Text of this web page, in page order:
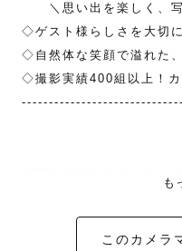
＼思い出を楽しく、写
◇ゲスト様らしさを大切
◇自然体な笑顔で溢れた
◇撮影実績400組以上！
マンです！
も
このカメラ